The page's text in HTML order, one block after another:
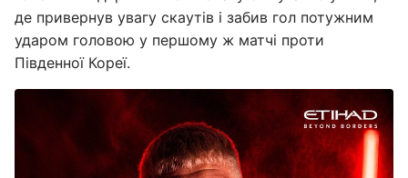
де привернув увагу скаутів і забив гол потужним
ударом головою у першому ж матчі проти
Південної Кореї.